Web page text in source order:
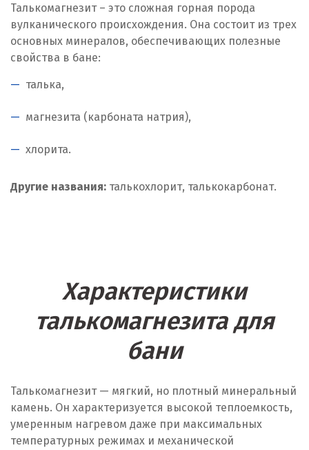
Талькомагнезит – это сложная горная порода
вулканического происхождения. Она состоит из трех
основных минералов, обеспечивающих полезные
свойства в бане:
талька,
магнезита (карбоната натрия),
хлорита.
Другие названия: талькохлорит, талькокарбонат.
Характеристики
талькомагнезита для
бани
Талькомагнезит — мягкий, но плотный минеральный
камень. Он характеризуется высокой теплоемкость,
умеренным нагревом даже при максимальных
температурных режимах и механической